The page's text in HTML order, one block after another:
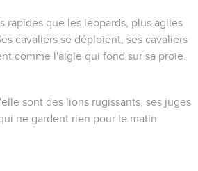
rapides que les léopards, plus agiles
cavaliers se déploient, ses cavaliers
comme l'aigle qui fond sur sa proie.
sont des lions rugissants, ses juges
ne gardent rien pour le matin.